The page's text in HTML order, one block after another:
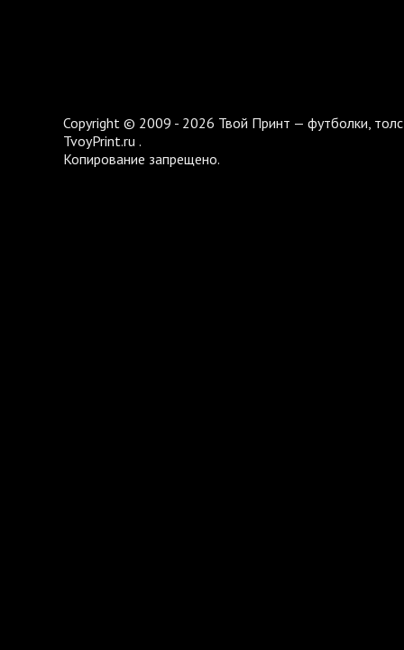
Copyright © 2009 - 2026 Твой Принт — футболки,
TvoyPrint.ru .
Копирование запрещено.